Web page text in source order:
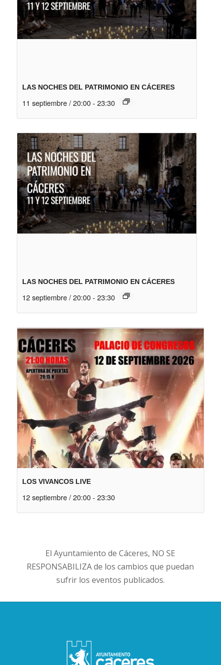
LAS NOCHES DEL PATRIMONIO EN CÁCERES
11 septiembre / 20:00 - 23:30
LAS NOCHES DEL PATRIMONIO EN CÁCERES
12 septiembre / 20:00 - 23:30
LOS VIVANCOS LIVE
12 septiembre / 20:00 - 23:30
El Ayuntamiento de Cáceres, NO SE
RESPONSABILIZA de los cambios que puedan
sufrir los eventos publicados.